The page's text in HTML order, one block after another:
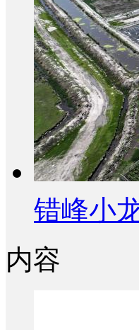
错峰小
内容